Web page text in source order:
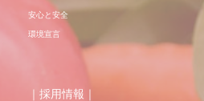
安心と安全
環境宣言
｜採用情報｜